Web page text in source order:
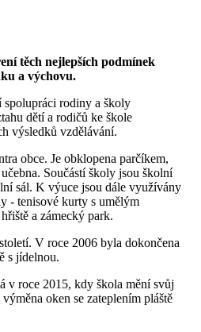
těch nejlepších podmínek
a výchovu.
spolupráci rodiny a školy
dětí a rodičů ke škole
výsledků vzdělávání.
obce. Je obklopena parčíkem,
Součástí školy jsou školní
sál. K výuce jsou dále využívány
- tenisové kurty s umělým
a zámecký park.
V roce 2006 byla dokončena
s jídelnou.
v roce 2015, kdy škola mění svůj
oken se zateplením pláště